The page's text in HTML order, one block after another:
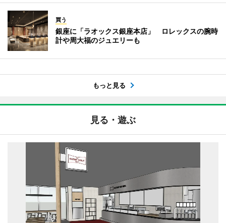
買う
銀座に「ラオックス銀座本店」 ロレックスの腕時
計や周大福のジュエリーも
もっと見る
見る・遊ぶ